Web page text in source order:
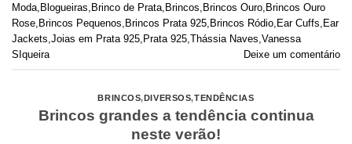
Moda Blogueiras Brinco de Prata Brincos Brincos Ouro Brincos Ouro
Rose Brincos Pequenos Brincos Prata 925 Brincos Ródio Ear Cuffs Ear
Jackets Joias em Prata 925 Prata 925 Thássia Naves Vanessa
SIqueira
Deixe um comentário
BRINCOS,DIVERSOS,TENDÊNCIAS
Brincos grandes a tendência continua
neste verão!